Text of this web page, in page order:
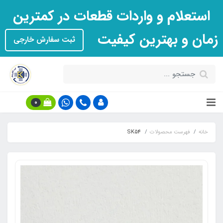
استعلام و واردات قطعات در کمترین
زمان و بهترین کیفیت
ثبت سفارش خارجی
0
خانه فهرست محصولات SK54